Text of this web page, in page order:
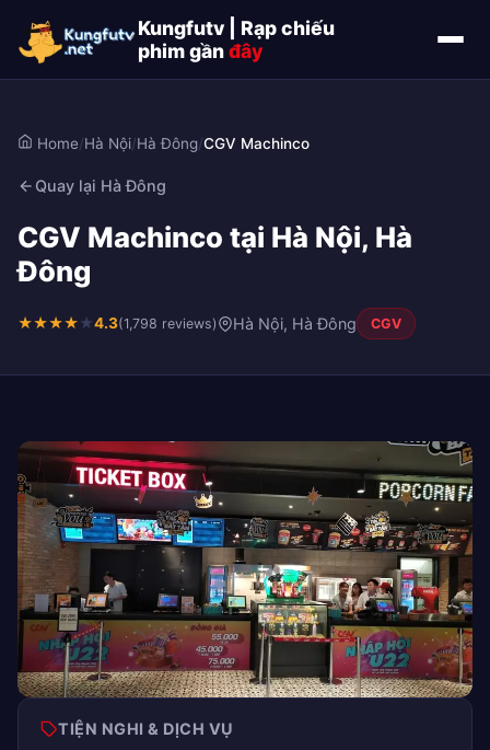
Kungfutv | Rạp chiếu
phim gầnđây
Home/Hà Nội/Hà Đông/CGV Machinco
Quay lại Hà Đông
CGV Machinco tại Hà Nội, Hà
Đông
★★★★★4.3(1,798 reviews) Hà Nội, Hà Đông CGV
TIỆN NGHI & DỊCH VỤ